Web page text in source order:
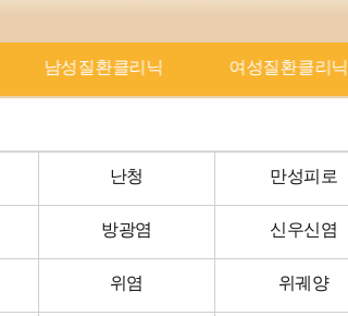
남성질환클리닉 여성질환클리닉
난청 만성피로
방광염 신우신염
위염 위궤양